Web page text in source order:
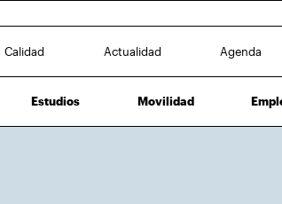
Calidad Actualidad Agenda
Estudios Movilidad